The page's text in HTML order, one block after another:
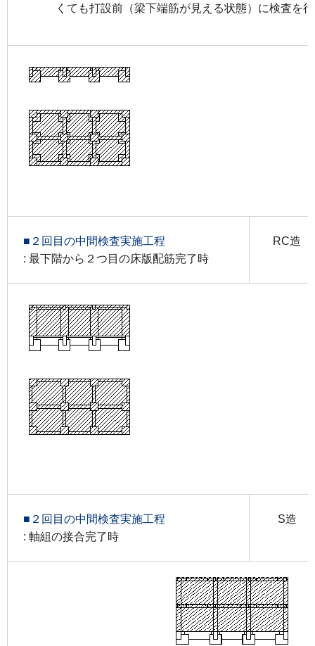
くても打設前（梁下端筋が見える状態）に検査を
■２回目の中間検査実施工程
: 最下階から２つ目の床版配筋完了時
RC造
■２回目の中間検査実施工程
: 軸組の接合完了時
S造